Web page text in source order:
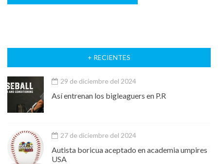
+ RECIENTES
29 de diciembre del 2024
Así entrenan los bigleaguers en P.R
27 de diciembre del 2024
Autista boricua aceptado en academia umpires
USA